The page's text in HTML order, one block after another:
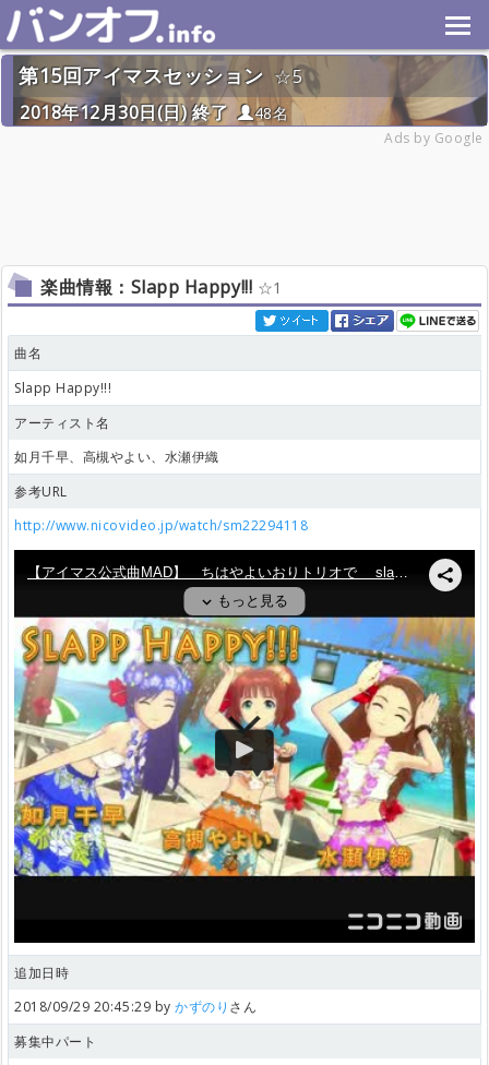
第15回アイマスセッション
5
2018年12月30日(日) 終了
48名
Ads by Google
楽曲情報：Slapp Happy!!! 1
曲名
Slapp Happy!!!
アーティスト名
如月千早、高槻やよい、水瀬伊織
参考URL
http://www.nicovideo.jp/watch/sm22294118
追加日時
2018/09/29 20:45:29 byかずのり さん
募集中パート